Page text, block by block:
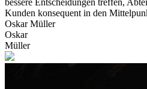
Kunden konsequent in den
Oskar Müller
Oskar
Müller